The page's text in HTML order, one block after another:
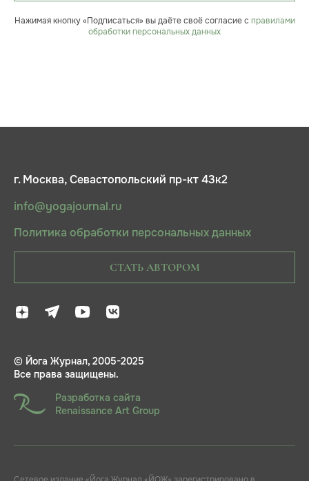
Нажимая кнопку «Подписаться» вы даёте своё согласие с правилами
обработки персональных данных
г. Москва, Севастопольский пр-кт 43к2
info@yogajournal.ru
Политика обработки персональных данных
СТАТЬ АВТОРОМ
© Йога Журнал, 2005-2025
Все права защищены.
Разработка сайта
Renaissance Art Group